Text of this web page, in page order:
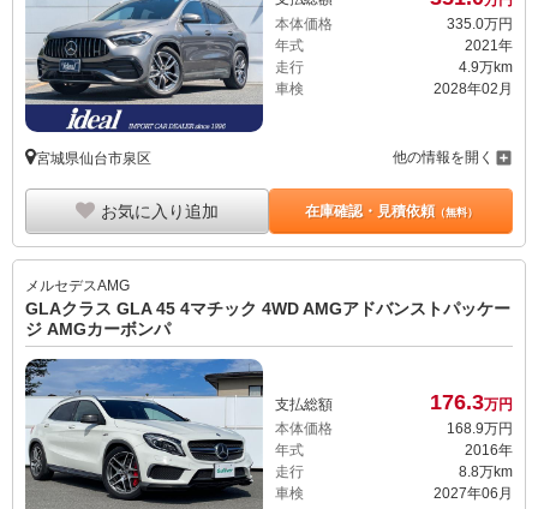
本体価格
335. 0万円
年式
2021年
走行
4.9万km
車検
2028年02月
宮城県仙台市泉区 他の情報を開く
お気に入り追加 在庫確認・見積依頼（無料）
メルセデスAMG
GLAクラス GLA 45 4マチック 4WD AMGアドバンストパッケー
ジ AMGカーボンパ
支払総額 176.3万円
本体価格
168.9万円
年式
2016年
走行
8.8万km
車検
2027年06月